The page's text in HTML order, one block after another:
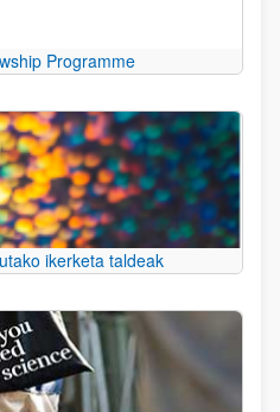
Programme
ikerketa taldeak